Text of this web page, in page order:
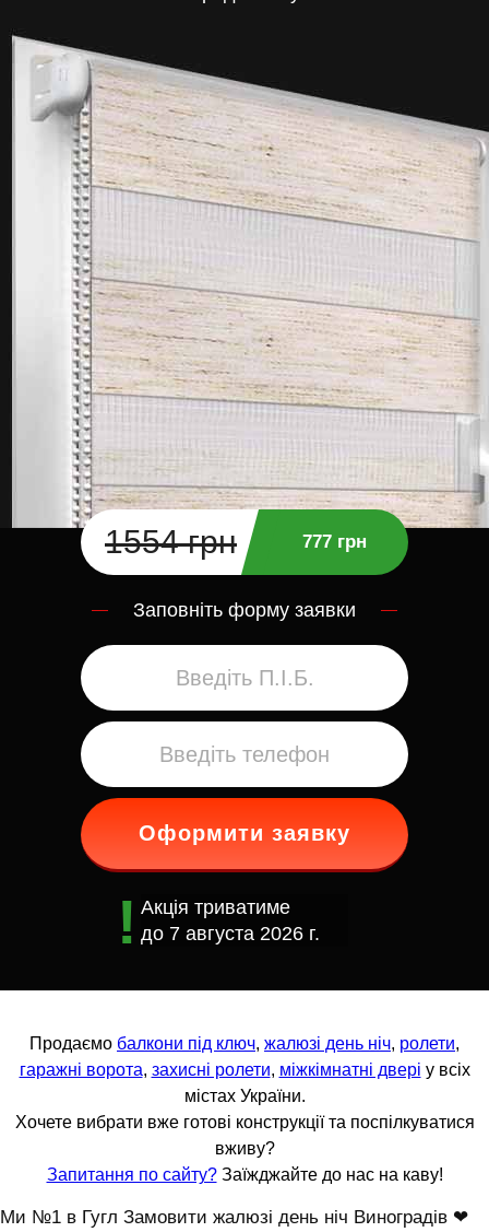
1554 грн 777 грн
Заповніть форму заявки
Оформити заявку
Акція триватиме
до 7 августа 2026 г.
Продаємо балкони під ключ, жалюзі день ніч, ролети,
гаражні ворота, захисні ролети, міжкімнатні двері у всіх
містах України.
Хочете вибрати вже готові конструкції та поспілкуватися
вживу?
Запитання по сайту?Заїжджайте до нас на каву!
Ми №1 в Гугл Замовити жалюзі день ніч Виноградів ❤